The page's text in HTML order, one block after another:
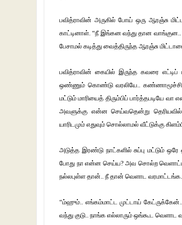
பவித்ராவின் அருகில் போய் ஒரு ஆரஞ்சு
காட்டினாள். “நீ இங்கன வந்து தான
பேசாமல் கடித்து வைத்திருந்த ஆரஞ்சு
பவித்ராவின் கையில் இருந்த கவரை
ஒண்ணும் கொண்டு வரலியே.. கண்ணாமூச்சி
மட்டும் மாரியைத் திரும்பிப் பார்த்தபடியே
அவளுக்கு என்ன செய்வதென்று
யாரிடமும் எதுவும் சொல்லாமல் வீட்டுக்கு
அடுத்த இரண்டு நாட்களில் சுப்பு மட்டும்
போது நா என்ன செய்ய? அவ சொல்ற வெளாட்ட
நல்லபுள்ள தான்.. நீ தான் வெளாட வரமாட்டங்க.
“ம்ஹும்.. எங்கம்மாட்ட முட்டாய்
வந்து குடு.. நாங்க எல்லாரும் ஒங்கூட வெளாட